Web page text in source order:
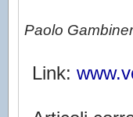
Paolo
Link: